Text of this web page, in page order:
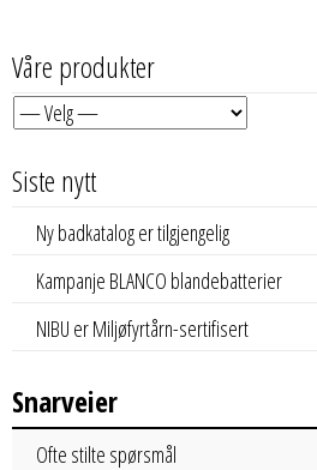
Våre produkter
Siste nytt
Ny badkatalog er tilgjengelig
Kampanje BLANCO blandebatterier
NIBU er Miljøfyrtårn-sertifisert
Snarveier
Ofte stilte spørsmål